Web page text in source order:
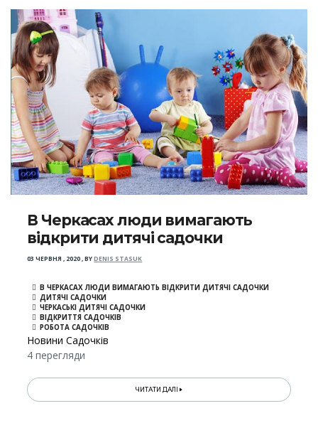
В Черкасах люди вимагають
відкрити дитячі садочки
03 ЧЕРВНЯ , 2020,BYDENIS STASUK
В ЧЕРКАСАХ ЛЮДИ ВИМАГАЮТЬ ВІДКРИТИ ДИТЯЧІ САДОЧКИ
ДИТЯЧІ САДОЧКИ
ЧЕРКАСЬКІ ДИТЯЧІ САДОЧКИ
ВІДКРИТТЯ САДОЧКІВ
РОБОТА САДОЧКІВ
Новини Садочків
4 перегляди
ЧИТАТИ ДАЛІ